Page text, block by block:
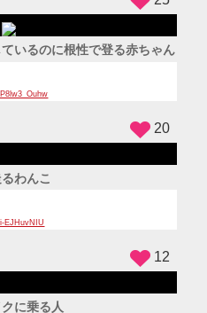
てたら急ブレーキの勢いです